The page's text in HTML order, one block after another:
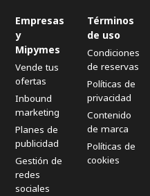
Empresas
y
Mipymes
Vende tus
ofertas
Inbound
marketing
Planes de
publicidad
Gestión de
redes
sociales
Términos
de uso
Condiciones
de reservas
Políticas de
privacidad
Contenido
de marca
Políticas de
cookies